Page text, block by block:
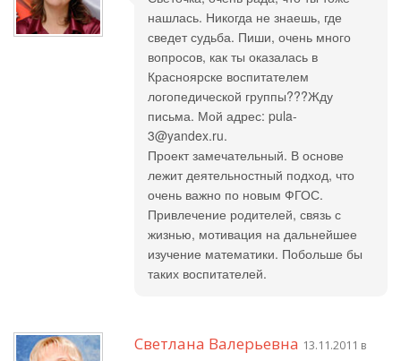
нашлась. Никогда не знаешь, где
сведет судьба. Пиши, очень много
вопросов, как ты оказалась в
Красноярске воспитателем
логопедической группы???Жду
письма. Мой адрес: pula-
3@yandex.ru.
Проект замечательный. В основе
лежит деятельностный подход, что
очень важно по новым ФГОС.
Привлечение родителей, связь с
жизнью, мотивация на дальнейшее
изучение математики. Побольше бы
таких воспитателей.
Светлана Валерьевна 13.11.2011 в